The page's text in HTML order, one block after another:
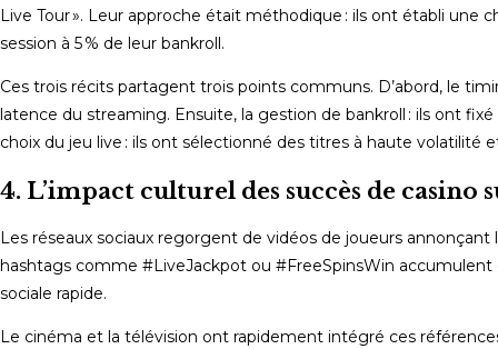
Live Tour ». Leur approche était méthodique : ils ont établi une
session à 5 % de leur bankroll.
Ces trois récits partagent trois points communs. D’abord, le
latence du streaming. Ensuite, la gestion de bankroll : ils ont
choix du jeu live : ils ont sélectionné des titres à haute volatilité
4. L’impact culturel des succès de
Les réseaux sociaux regorgent de vidéos de joueurs
hashtags comme #LiveJackpot ou #FreeSpinsWin
sociale rapide.
Le cinéma et la télévision ont rapidement intégré ces